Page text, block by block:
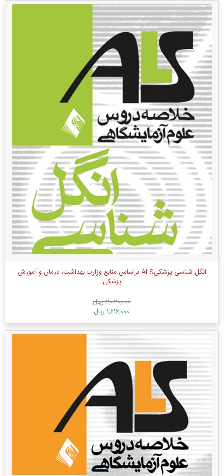
انگل شناسی پزشکیALS براساس منابع وزارت بهداشت، درمان و آموزش
پزشکی
2,020,000 ریال
1,616,000 ریال